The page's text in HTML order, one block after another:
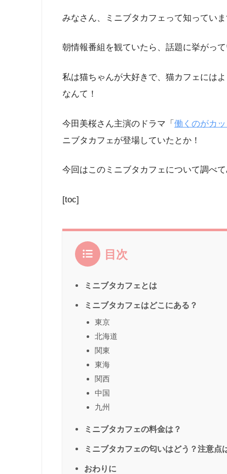
みなさん、ミニブタカフェって知ってい
朝情報番組を観ていたら、話題に挙がっ
私は猫ちゃんが大好きで、猫カフェには
なんて！
今田美桜さん主演のドラマ「 働くのがカ
ニブタカフェが登場していたとか！
今回はこのミニブタカフェについて調べ
[toc]
目次
ミニブタカフェとは
ミニブタカフェはどこにある？
東京
北海道
関東
東海
関西
中国
九州
ミニブタカフェの料金は？
ミニブタカフェの匂いはどう？注意点
おわりに